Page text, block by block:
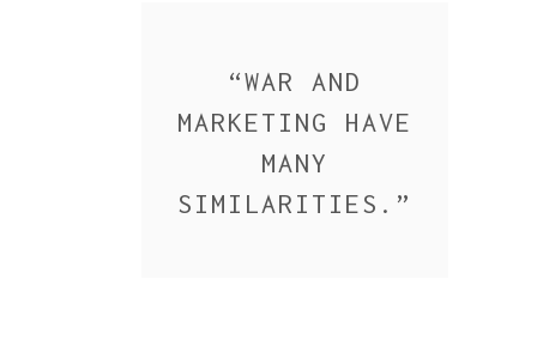
“WAR AND
MARKETING HAVE
MANY
SIMILARITIES. ”